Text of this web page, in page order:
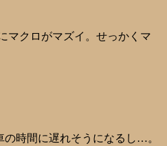
マクロがマズイ。せっかくマ
時間に遅れそうになるし…。